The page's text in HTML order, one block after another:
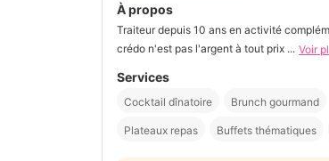
À propos
Traiteur depuis 10 ans en activité
crédo n'est pas l'argent à tout prix ... Voir
Services
Cocktail dînatoire Brunch gourmand
Plateaux repas Buffets thématiques